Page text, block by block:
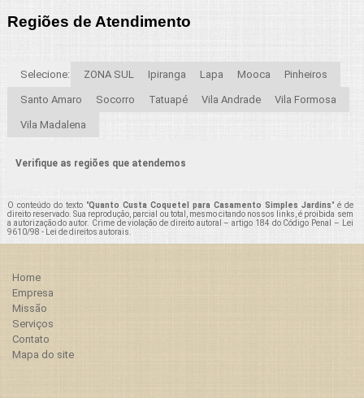
Regiões de Atendimento
Selecione: ZONA SUL Ipiranga Lapa Mooca Pinheiros
Santo Amaro Socorro Tatuapé Vila Andrade Vila Formosa
Vila Madalena
Verifique as regiões que atendemos
O conteúdo do texto "Quanto Custa Coquetel para Casamento Simples Jardins" é de
direito reservado. Sua reprodução, parcial ou total, mesmo citando nossos links, é proibida sem
a autorização do autor. Crime de violação de direito autoral – artigo 184 do Código Penal –
Lei
9610/98 - Lei de direitos autorais
Home
Empresa
Missão
Serviços
Contato
Mapa do site